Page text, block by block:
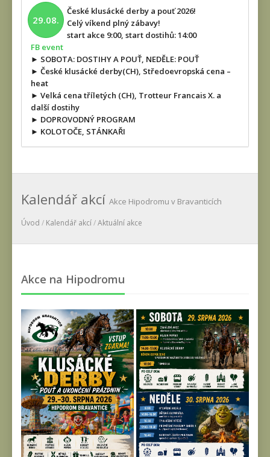
29.08.
České klusácké derby a pouť 2026!
Celý víkend plný zábavy!
start akce 9:00, start dostihů: 14:00
FB event
► SOBOTA: DOSTIHY A POUŤ, NEDĚLE: POUŤ
► České klusácké derby(CH), Středoevropská cena –
heat
► Velká cena tříletých (CH), Trotteur Francais X. a
další dostihy
► DOPROVODNÝ PROGRAM
► KOLOTOČE, STÁNKAŘI
Kalendář akcí Akce Hipodromu v Bravanticích
Úvod / Kalendář akcí/Aktuální akce
Akce na Hipodromu